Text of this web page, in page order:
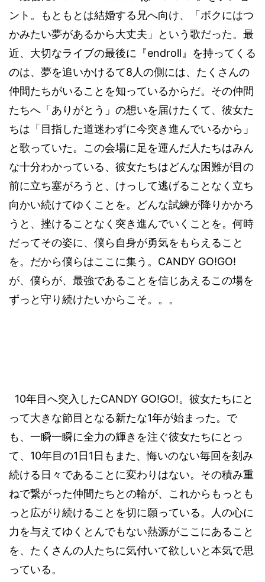
ント。もともとは結婚する兄へ向け、「ボクにはつ
かみたい夢があるから大丈夫」という歌だった。最
近、大切なライブの最後に『endroll』を持ってくる
のは、夢を追いかけるて8 人の側には、たくさんの
仲間たちがいることを知っているからだ。その仲間
たちへ「ありがとう」の想いを届けたくて、彼女た
ちは「目指した道迷わずに今突き進んでいるから」
と歌っていた。この会場に足を運んだ人たちはみん
な十分わかっている、彼女たちはどんな困難が目の
前に立ち塞がろうと、けっして逃げることなく立ち
向かい続けてゆくことを。どんな試練が降りかかろ
うと、挫けることなく突き進んでいくことを。何時
だってその姿に、僕ら自身が勇気をもらえること
を。だから僕らはここに集う。 CANDY GO!GO!
が、僕らが、最強であることを信じあえるこの場を
ずっと守り続けたいからこそ。。。
10年目へ突入したCANDY GO!GO!。彼女たちにと
って大きな節目となる新たな1年が始まった。で
も、一瞬一瞬に全力の輝きを注ぐ彼女たちにとっ
て、 10年目の1 日 1 日もまた、悔いのない毎回を刻み
続ける日々であることに変わりはない。その積み重
ねで繋がった仲間たちとの輪が、これからもっとも
っと広がり続けることを切に願っている。人の心に
力を与えてゆくとんでもない熱源がここにあること
を、たくさんの人たちに気付いて欲しいと本気で思
っている。